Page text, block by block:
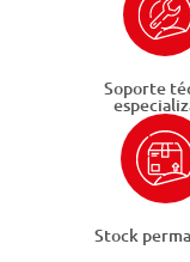
Soporte
Stock